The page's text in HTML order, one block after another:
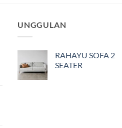
UNGGULAN
RAHAYU SOFA 2
SEATER